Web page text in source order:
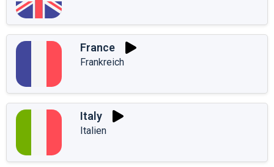
France
Frankreich
Italy
Italien